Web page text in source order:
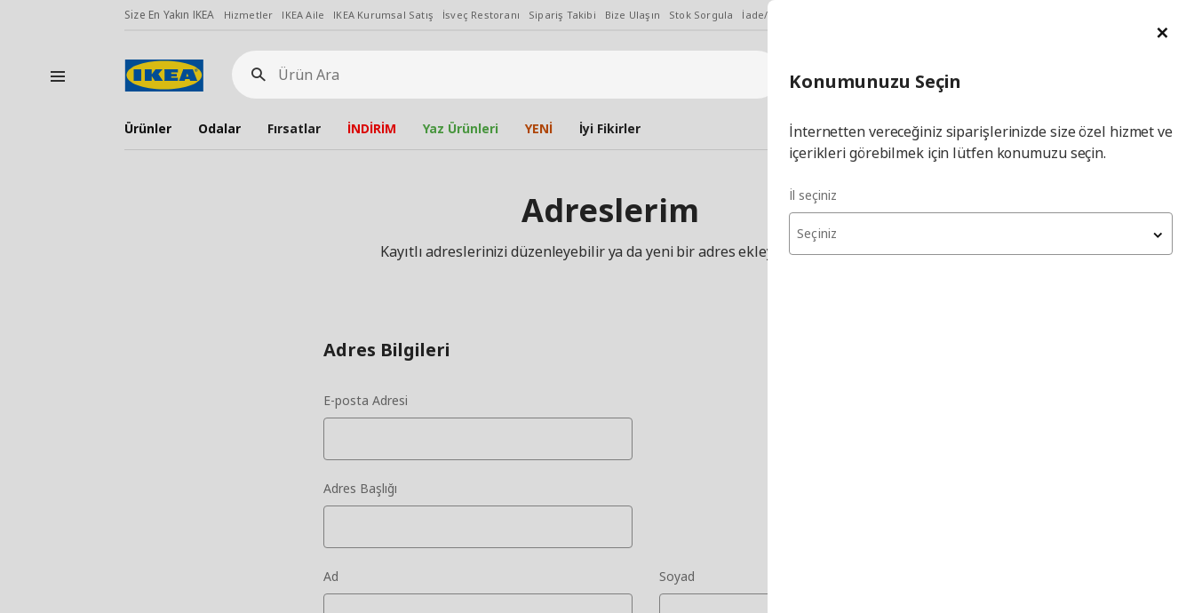
Size En Yakın IKEA Hizmetler IKEA Aile IKEA Kurumsal Satış İsveç Restoranı Sipariş Takibi Bize Ulaşın Stok Sorgula İade/Değişim Talebi
Ürün
Ara
İl Seçiniz İl
Hej! Üye Girişi / Üye Ol
Ürünler Odalar Fırsatlar İNDİRİM Yaz Ürünleri YENİ İyi Fikirler
Adreslerim
Kayıtlı adreslerinizi düzenleyebilir ya da yeni bir adres ekleyebilirsiniz.
Adres Bilgileri
E-posta Adresi
Adres Başlığı
Ad Soyad
Konumunuzu Seçin
İnternetten vereceğiniz siparişlerinizde size özel hizmet ve
içerikleri görebilmek için lütfen konumuzu seçin.
İl seçiniz
Seçiniz